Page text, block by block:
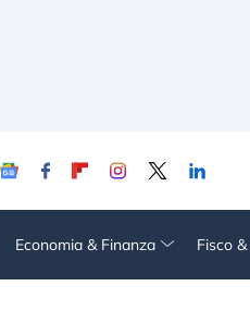
Economia & Finanza Fisco